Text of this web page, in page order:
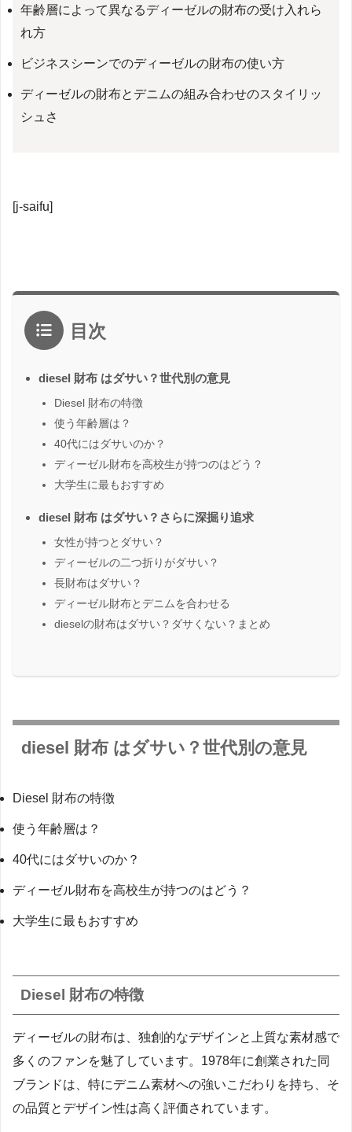
年齢層によって異なるディーゼルの財布の受け入れら
れ方
ビジネスシーンでのディーゼルの財布の使い方
ディーゼルの財布とデニムの組み合わせのスタイリッ
シュさ
[j-saifu]
目次
diesel 財布 はダサい？世代別の意見
Diesel 財布の特徴
使う年齢層は？
40代にはダサいのか？
ディーゼル財布を高校生が持つのはどう？
大学生に最もおすすめ
diesel 財布 はダサい？さらに深掘り追求
女性が持つとダサい？
ディーゼルの二つ折りがダサい？
長財布はダサい？
ディーゼル財布とデニムを合わせる
dieselの財布はダサい？ダサくない？まとめ
diesel 財布 はダサい？世代別の意見
Diesel 財布の特徴
使う年齢層は？
40代にはダサいのか？
ディーゼル財布を高校生が持つのはどう？
大学生に最もおすすめ
Diesel 財布の特徴
ディーゼルの財布は、独創的なデザインと上質な素材感で
多くのファンを魅了しています。1978年に創業された同
ブランドは、特にデニム素材への強いこだわりを持ち、そ
の品質とデザイン性は高く評価されています。